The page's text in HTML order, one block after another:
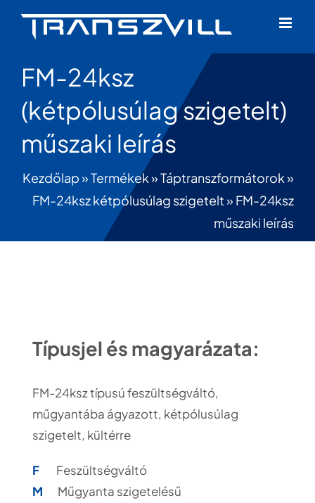
FM-24ksz
(kétpólusúlag szigetelt)
műszaki leírás
Kezdőlap»Termékek»Táptranszformátorok»
FM-24ksz kétpólusúlag szigetelt» FM-24ksz
műszaki leírás
Típusjel és magyarázata:
FM-24ksz típusú feszültségváltó,
műgyantába ágyazott, kétpólusúlag
szigetelt, kültérre
F Feszültségváltó
M Műgyanta szigetelésű